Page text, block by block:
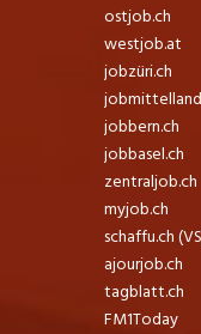
ostjob.ch
westjob.at
jobzüri.ch
jobbern.ch
jobbasel.ch
zentraljob.ch
myjob.ch
schaffu.ch
ajourjob.ch
tagblatt.ch
FM1Today